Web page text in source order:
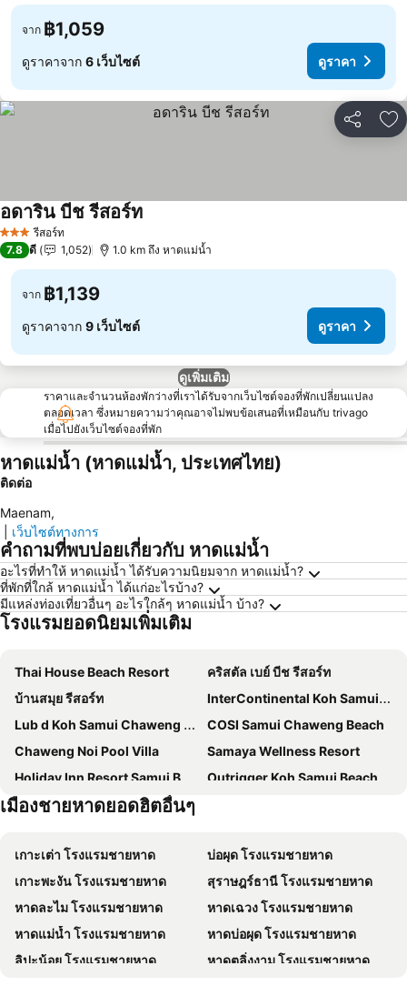
จาก ฿1,059
ดูราคาจาก 6 เว็บไซต์ ดูราคา
แชร์ เ
3 ดาว รีสอร์ท
อดาริน บีช รีสอร์ทดูราคา
7.8 ดี 1,052 1.0 km ถึง หาดแม่น้ำ
จาก ฿1,139
ดูราคาจาก 9 เว็บไซต์ ดูราคา
ดูเพิ่มเติม
ราคาและจำนวนห้องพักว่างที่เราได้รับจากเว็บไซต์จองที่พักเปลี่ยนแปลง
ตลอดเวลา ซึ่งหมายความว่าคุณอาจไม่พบข้อเสนอที่เหมือนกับ trivago
เมื่อไปยังเว็บไซต์จองที่พัก
หาดแม่น้ำ (หาดแม่น้ำ, ประเทศไทย)
ติดต่อ
Maenam,
เว็บไซต์ทางการ
คำถามที่พบบ่อยเกี่ยวกับ หาดแม่น้ำ
อะไรที่ทำให้ หาดแม่น้ำ ได้รับความนิยมจาก หาดแม่น้ำ?
ที่พักที่ใกล้ หาดแม่น้ำ ได้แก่อะไรบ้าง?
มีแหล่งท่องเที่ยวอื่นๆ อะไรใกล้ๆ หาดแม่น้ำ บ้าง?
โรงแรมยอดนิยมเพิ่มเติม
Thai House Beach Resort
คริสตัล เบย์ บีช รีสอร์ท
บ้านสมุย รีสอร์ท
InterContinental Koh Samui Resort by IHG
Lub d Koh Samui Chaweng Beach
COSI Samui Chaweng Beach
Chaweng Noi Pool Villa
Samaya Wellness Resort
Holiday Inn Resort Samui Bophut Beach By Ihg
Outrigger Koh Samui Beach Resort
Tiki Beach Koh Phangan
The Privilege Hotel Ezra Beach Club
ฟลอริสท์ รีสอร์ท
Vannee Golden Sands Beachfront Resort
LOVE beach club Koh Samui
Combo Beach Hotel Samui
The Canale Samui Resort
Marine Chaweng Beach Resort
Samui Verticolor
Centara Reserve Samui
Orchid Residence Samui
เมืองชายหาดยอดฮิตอื่นๆ
เกาะเต่า โรงแรมชายหาด
บ่อผุด โรงแรมชายหาด
เกาะพะงัน โรงแรมชายหาด
สุราษฎร์ธานี โรงแรมชายหาด
หาดละไม โรงแรมชายหาด
หาดเฉวง โรงแรมชายหาด
หาดแม่น้ำ โรงแรมชายหาด
หาดบ่อผุด โรงแรมชายหาด
ลิปะน้อย โรงแรมชายหาด
หาดตลิ่งงาม โรงแรมชายหาด